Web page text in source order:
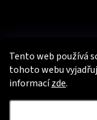
Tento web používá
tohoto webu
informacízde.
Užitečné info